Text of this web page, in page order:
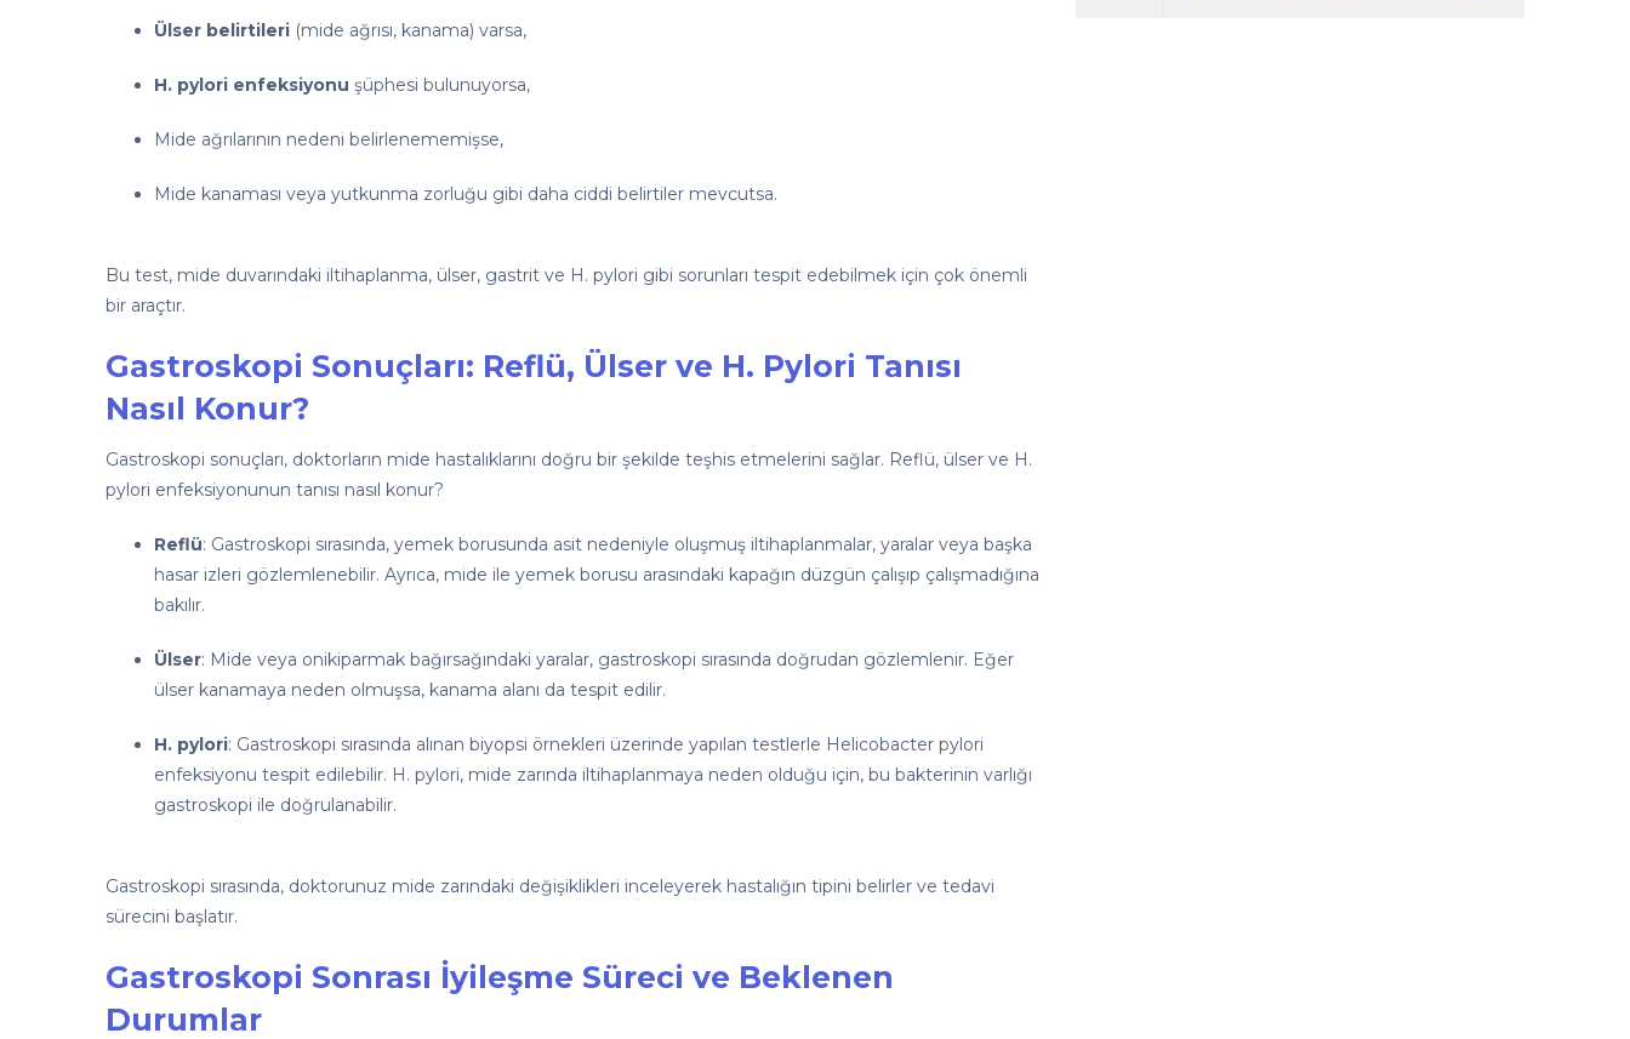
Ülser belirtileri (mide ağrısı, kanama) varsa,
H. pylori enfeksiyonu şüphesi bulunuyorsa,
Mide ağrılarının nedeni belirlenememişse,
Mide kanaması veya yutkunma zorluğu gibi daha ciddi belirtiler mevcutsa.
Bu test, mide duvarındaki iltihaplanma, ülser, gastrit ve H. pylori gibi sorunları tespit edebilmek için çok önemli
bir araçtır.
Gastroskopi Sonuçları: Reflü, Ülser ve H. Pylori Tanısı
Nasıl Konur?
Gastroskopi sonuçları, doktorların mide hastalıklarını doğru bir şekilde teşhis etmelerini sağlar. Reflü, ülser ve H.
pylori enfeksiyonunun tanısı nasıl konur?
Reflü: Gastroskopi sırasında, yemek borusunda asit nedeniyle oluşmuş iltihaplanmalar, yaralar veya başka
hasar izleri gözlemlenebilir. Ayrıca, mide ile yemek borusu arasındaki kapağın düzgün çalışıp çalışmadığına
bakılır.
Ülser: Mide veya onikiparmak bağırsağındaki yaralar, gastroskopi sırasında doğrudan gözlemlenir. Eğer
ülser kanamaya neden olmuşsa, kanama alanı da tespit edilir.
H. pylori: Gastroskopi sırasında alınan biyopsi örnekleri üzerinde yapılan testlerle Helicobacter pylori
enfeksiyonu tespit edilebilir. H. pylori, mide zarında iltihaplanmaya neden olduğu için, bu bakterinin varlığı
gastroskopi ile doğrulanabilir.
Gastroskopi sırasında, doktorunuz mide zarındaki değişiklikleri inceleyerek hastalığın tipini belirler ve tedavi
sürecini başlatır.
Gastroskopi Sonrası İyileşme Süreci ve Beklenen
Durumlar